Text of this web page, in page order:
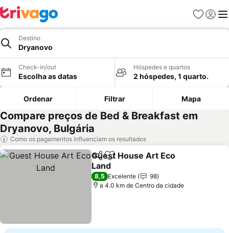
Favoritos
Iniciar
Destino
Dryanovo
Check-in/out
Escolha as datas
Hóspedes e quartos
2 hóspedes, 1 quarto.
Ordenar Filtrar Mapa
Compare preços de Bed & Breakfast em
Dryanovo, Bulgária
Como os pagamentos influenciam os resultados
PartilharAdicionar aos favoritos
Guest House Art Eco
Land
Ver preços
8,5 Excelente
98
a 4.0 km de Centro da cidade